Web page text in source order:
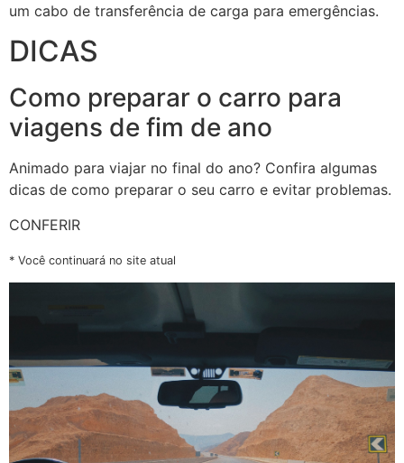
um cabo de transferência de carga para emergências.
DICAS
Como preparar o carro para
viagens de fim de ano
Animado para viajar no final do ano? Confira algumas
dicas de como preparar o seu carro e evitar problemas.
CONFERIR
* Você continuará no site atual